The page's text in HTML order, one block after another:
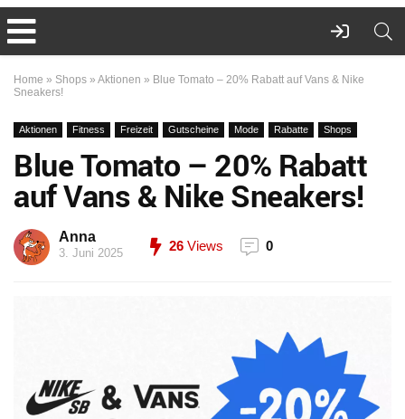
Home » Shops » Aktionen » Blue Tomato – 20% Rabatt auf Vans & Nike
Sneakers!
Aktionen Fitness Freizeit Gutscheine Mode Rabatte Shops
Blue Tomato – 20% Rabatt
auf Vans & Nike Sneakers!
Anna
3. Juni 2025 26 Views 0